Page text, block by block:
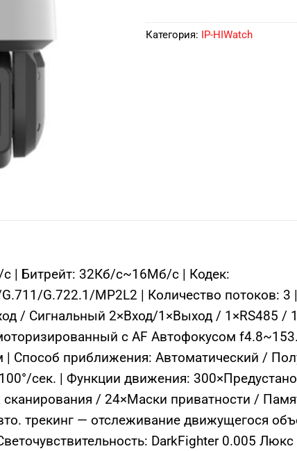
Категория: IP-HIWatch
| Битрейт: 32Кб/с~16Мб/с | Кодек:
G.722.1/MP2L2 | Количество потоков: 3
/ Сигнальный 2×Вход/1×Выход / 1×RS485 /
с AF Автофокусом
Способ приближения: Автоматический /
сек. | Функции движения:
/ 24×Маски приватности /
трекинг — отслеживание движущегося
DarkFighter 0.005